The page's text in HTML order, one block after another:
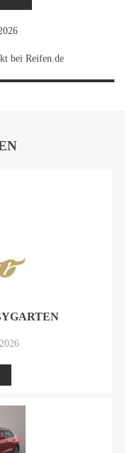
bei Reifen.de